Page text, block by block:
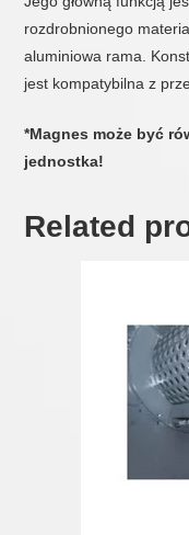
rozdrobnionego
aluminiowa rama.
jest kompatybilna z
*Magnes może być
jednostka!
Related